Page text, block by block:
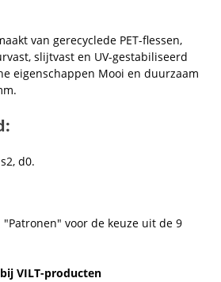
van gerecyclede PET-flessen,
slijtvast en UV-gestabiliseerd
eigenschappen Mooi en duurzaam
d0.
voor de keuze uit de 9
VILT-producten